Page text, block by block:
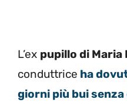
L’ex pupillo di Maria
conduttrice ha
giorni più bui senza